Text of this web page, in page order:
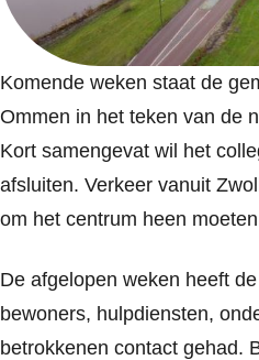
Komende weken staat de
Ommen in het teken van de
Kort samengevat wil het
afsluiten. Verkeer vanuit
om het centrum heen
De afgelopen weken heeft
bewoners, hulpdiensten,
betrokkenen contact gehad.